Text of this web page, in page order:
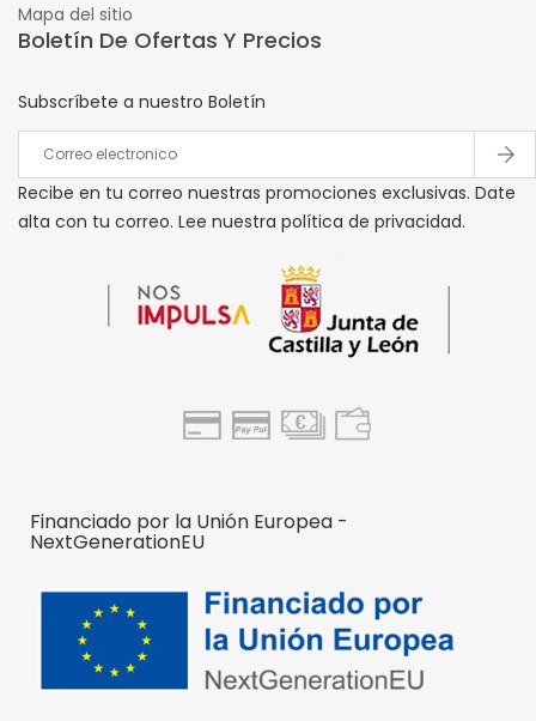
Mapa del sitio
Boletín De Ofertas Y Precios
Subscríbete a nuestro Boletín
Recibe en tu correo nuestras promociones exclusivas. Date
alta con tu correo. Lee nuestra política de privacidad.
Financiado por la Unión Europea -
NextGenerationEU